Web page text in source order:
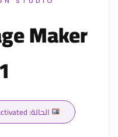
Maker
الحالة: Repack & Portable | Pre-Activated